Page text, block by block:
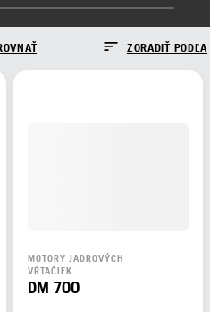
ZORADIŤ PODĽA
MOTORY JADROVÝCH
VŔTAČIEK
DM 700